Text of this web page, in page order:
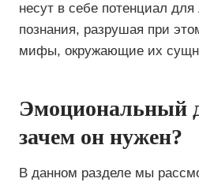
несут в себе потенциал для
познания, разрушая при
мифы, окружающие их
Эмоциональный
зачем он нужен?
В данном разделе мы